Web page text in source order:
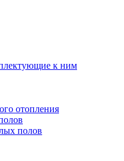
к ним
отопления
полов